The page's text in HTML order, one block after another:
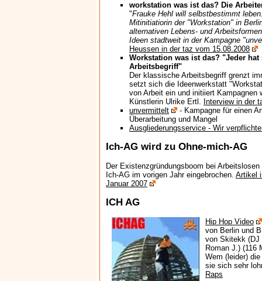
workstation was ist das? Die
"Frauke Hehl will selbstbestimmt
Mitinitiatiorin der "Workstation" in
alternativen Lebens- und
Ideen stadtweit in der Kampagne
Heussen in der taz vom 15.08.2008
Workstation was ist das? "Jeder hat
Arbeitsbegriff"
Der klassische Arbeitsbegriff grenzt
setzt sich die Ideenwerkstatt
von Arbeit ein und initiiert Kampagnen
Künstlerin Ulrike Ertl. Interview in der
unvermittelt
- Kampagne für einen
Überarbeitung und Mangel
Ausgliederungsservice - Wir
Ich-AG wird zu Ohne-mich-AG
Der Existenzgründungsboom bei
Ich-AG im vorigen Jahr eingebrochen. Artikel
Januar 2007
ICH AG
Hip Hop Video
von Berlin und
von Skitekk (DJ
Roman J.) (116
Wem (leider)
sie sich sehr
Raps